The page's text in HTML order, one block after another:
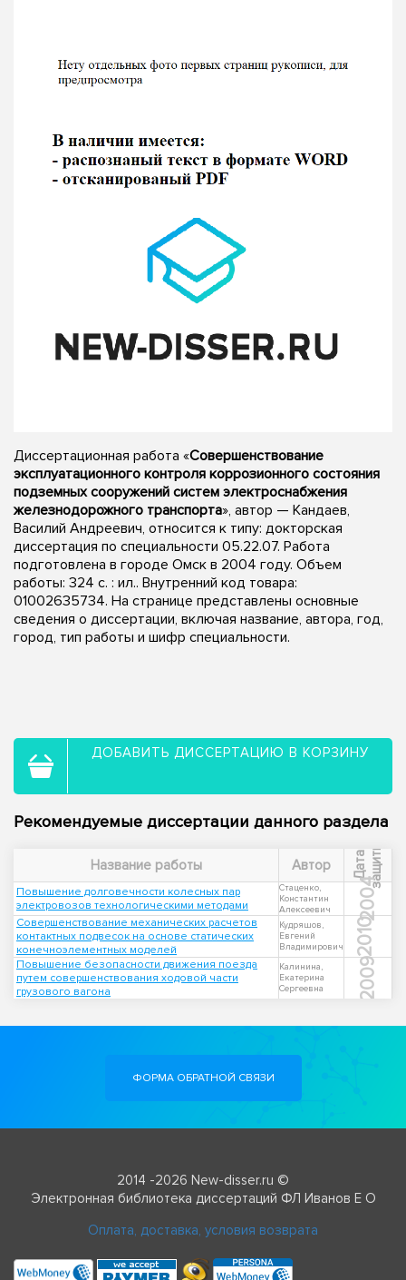
Диссертационная работа «Совершенствование
эксплуатационного контроля коррозионного состояния
подземных сооружений систем электроснабжения
железнодорожного транспорта», автор — Кандаев,
Василий Андреевич, относится к типу: докторская
диссертация по специальности 05.22.07. Работа
подготовлена в городе Омск в 2004 году. Объем
работы: 324 с. : ил.. Внутренний код товара:
01002635734. На странице представлены основные
сведения о диссертации, включая название, автора, год,
город, тип работы и шифр специальности.
ДОБАВИТЬ ДИССЕРТАЦИЮ В КОРЗИНУ
Рекомендуемые диссертации данного раздела
Название работы Автор Д
а
т
а
з
а
щ
и
ты
Повышение долговечности колесных пар
электровозов технологическими методами
Стаценко,
Константин
Алексеевич
2004
Совершенствование механических расчетов
контактных подвесок на основе статических
конечноэлементных моделей
Кудряшов,
Евгений
Владимирович
2010
Повышение безопасности движения поезда
путем совершенствования ходовой части
грузового вагона
Калинина,
Екатерина
Сергеевна
2009
ФОРМА ОБРАТНОЙ СВЯЗИ
2014 -2026 New-disser.ru ©
Электронная библиотека диссертаций ФЛ Иванов Е О
Оплата, доставка, условия возврата